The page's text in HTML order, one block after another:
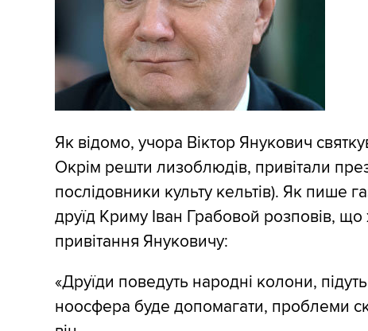
Як відомо, учора Віктор Янукович
Окрім решти лизоблюдів, привітали
послідовники культу кельтів). Як пише
друїд Криму Іван Грабовой розповів,
привітання Януковичу:
«Друїди поведуть народні колони,
ноосфера буде допомагати, проблеми